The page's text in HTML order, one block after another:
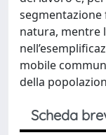
segmentazione
natura, mentre
mobile
della
Scheda